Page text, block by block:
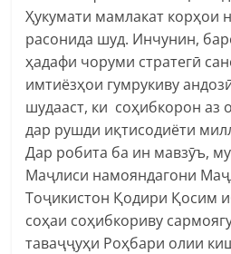
Ҳукумати мамлакат корҳои
расонида шуд. Инчунин,
ҳадафи чоруми стратегӣ
имтиёзҳои гумрукиву
шудааст, ки соҳибкорон аз
дар рушди иқтисодиёти
Дар робита ба ин мавзӯъ,
Маҷлиси намояндагони
Тоҷикистон Қодири Қосим
соҳаи соҳибкориву
таваҷҷуҳи Роҳбари олии